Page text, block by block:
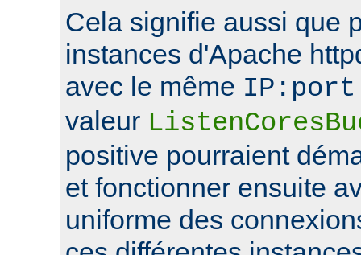
Cela signifie aussi que
instances d'Apache
avec le même IP:port
valeur
positive pourraient
et fonctionner ensuite
uniforme des